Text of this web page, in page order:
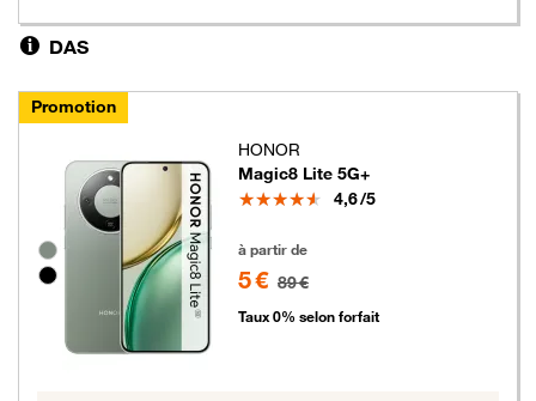
DAS
Promotion
Groupe de couleurs disponibles non sélectionnables
HONOR
Magic8 Lite 5G+
Note
4,6/5
à partir de
5 € 89 €
Taux 0% selon forfait